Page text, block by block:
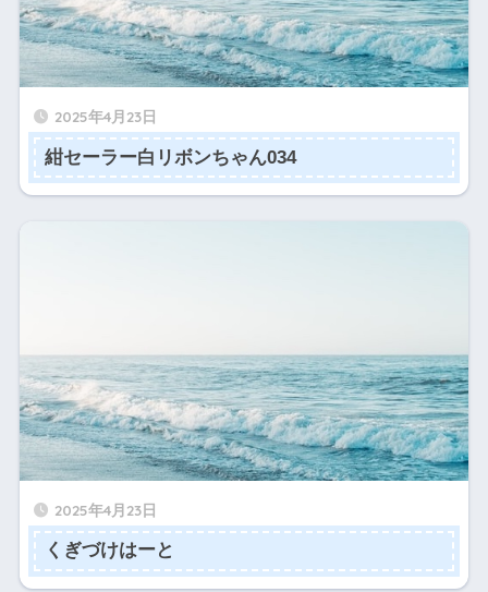
2025年4月23日
紺セーラー白リボンちゃん034
2025年4月23日
くぎづけはーと